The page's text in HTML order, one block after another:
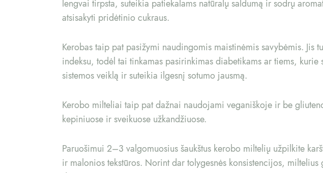
lengvai tirpsta, suteikia patiekalams natūralų saldumą ir sodrų
atsisakyti pridėtinio cukraus.
Kerobas taip pat pasižymi naudingomis maistinėmis savybėmis.
indeksu, todėl tai tinkamas pasirinkimas diabetikams ar tiems,
sistemos veiklą ir suteikia ilgesnį sotumo jausmą.
Kerobo milteliai taip pat dažnai naudojami veganiškoje ir be
kepiniuose ir sveikuose užkandžiuose.
Paruošimui 2–3 valgomuosius šaukštus kerobo miltelių užpilkite
ir malonios tekstūros. Norint dar tolygesnės konsistencijos,